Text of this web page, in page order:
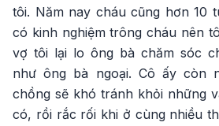
tôi. Năm nay cháu cũng hơn 10
có kinh nghiệm trông cháu nên
vợ tôi lại lo ông bà chăm sóc
như ông bà ngoại. Cô ấy còn
chồng sẽ khó tránh khỏi những
có, rồi rắc rối khi ở cùng nhiều